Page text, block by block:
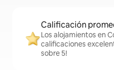
Calificación
Los alojamientos en
calificaciones
sobre 5!